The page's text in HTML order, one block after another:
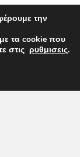
την
τα cookie που
στις ρυθμισεις.